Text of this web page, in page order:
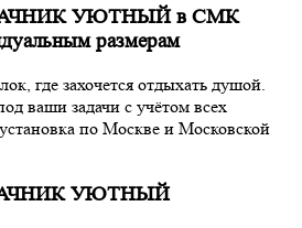
ДАЧНИК УЮТНЫЙ в СМК
размерам
где захочется отдыхать душой.
ваши задачи с учётом всех
по Москве и Московской
ДАЧНИК УЮТНЫЙ